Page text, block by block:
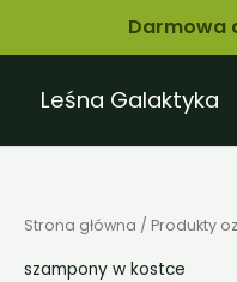
Darmowa
Leśna Galaktyka
Strona główna / Produkty
szampony w kostce